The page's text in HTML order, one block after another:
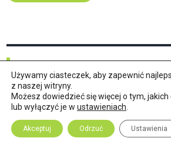
DOMEK
Z TARASEM 6×3
Domek narzędziowy MATI z tarasem
(taras 3x2m + domek 4x3m)
Używamy ciasteczek, aby zapewnić
z naszej witryny.
Możesz dowiedzieć się więcej o tym,
lub wyłączyć je w ustawieniach
Akceptuj Odrzuć Ustawienia